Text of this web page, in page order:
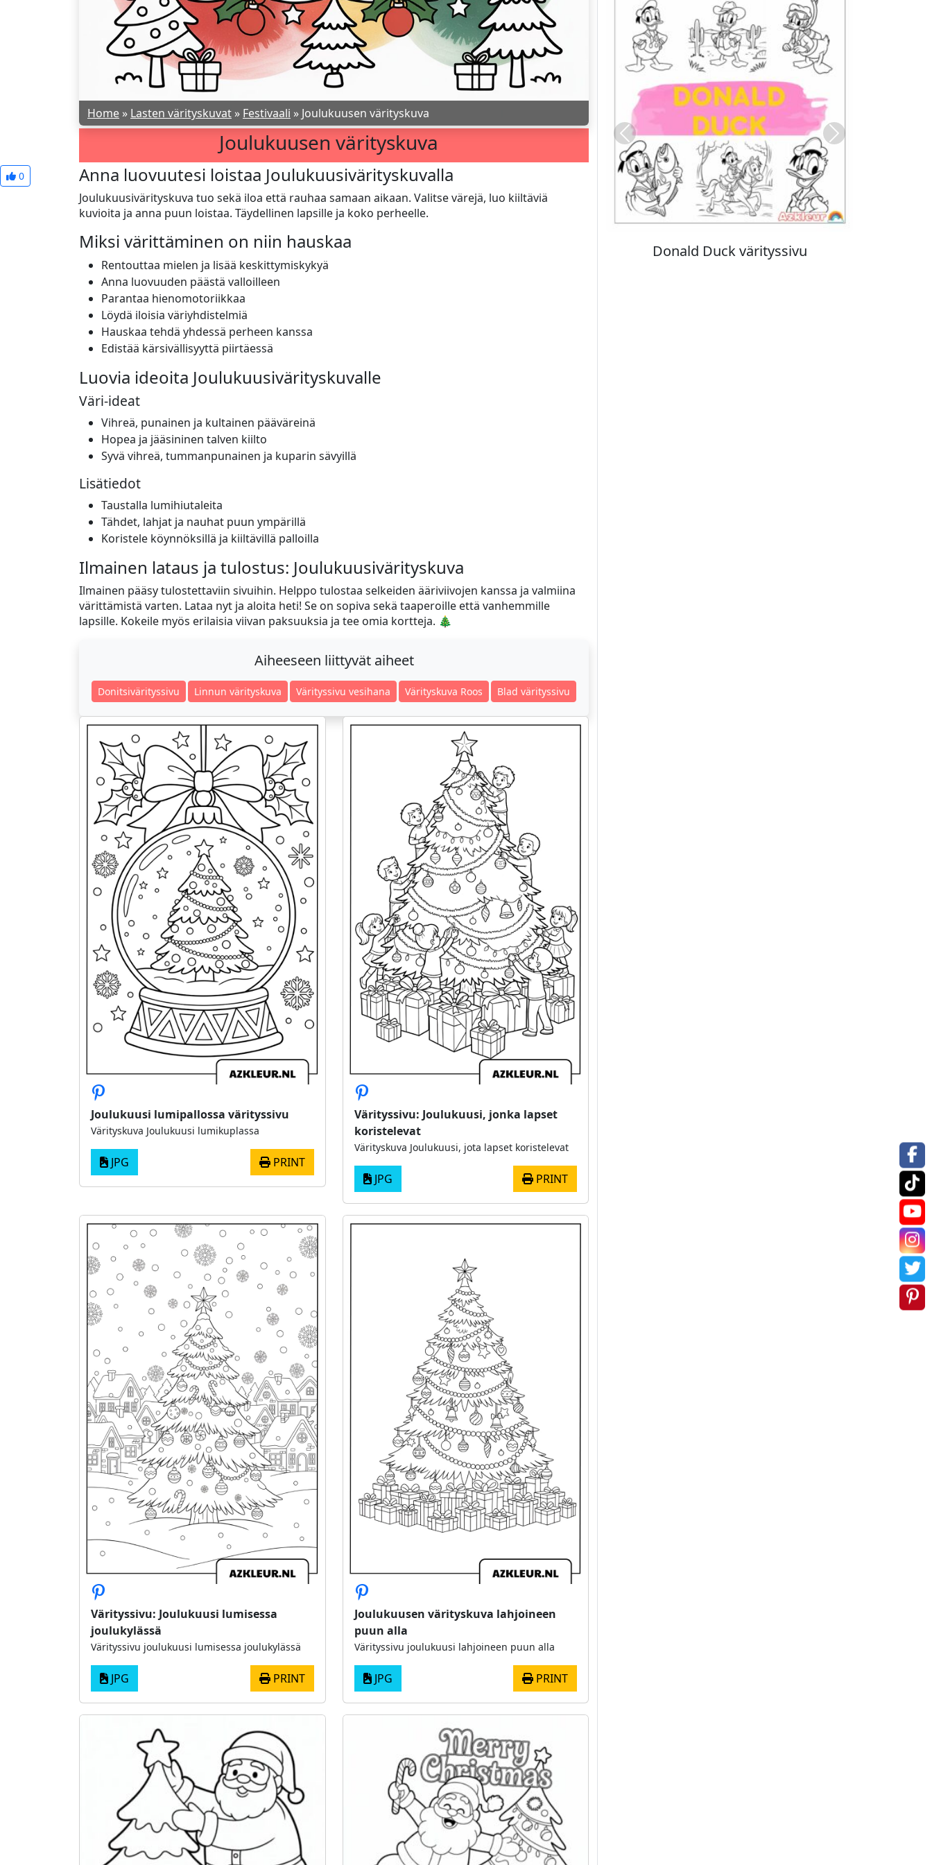
Home » Lasten värityskuvat » Festivaali » Joulukuusen värityskuva
Joulukuusen värityskuva
0 Anna luovuutesi loistaa Joulukuusivärityskuvalla
Joulukuusivärityskuva tuo sekä iloa että rauhaa samaan aikaan. Valitse värejä, luo kiiltäviä
kuvioita ja anna puun loistaa. Täydellinen lapsille ja koko perheelle.
Miksi värittäminen on niin hauskaa
Rentouttaa mielen ja lisää keskittymiskykyä
Anna luovuuden päästä valloilleen
Parantaa hienomotoriikkaa
Löydä iloisia väriyhdistelmiä
Hauskaa tehdä yhdessä perheen kanssa
Edistää kärsivällisyyttä piirtäessä
Luovia ideoita Joulukuusivärityskuvalle
Väri-ideat
Vihreä, punainen ja kultainen pääväreinä
Hopea ja jääsininen talven kiilto
Syvä vihreä, tummanpunainen ja kuparin sävyillä
Lisätiedot
Taustalla lumihiutaleita
Tähdet, lahjat ja nauhat puun ympärillä
Koristele köynnöksillä ja kiiltävillä palloilla
Ilmainen lataus ja tulostus: Joulukuusivärityskuva
Ilmainen pääsy tulostettaviin sivuihin. Helppo tulostaa selkeiden ääriviivojen kanssa ja valmiina
värittämistä varten. Lataa nyt ja aloita heti! Se on sopiva sekä taaperoille että vanhemmille
lapsille. Kokeile myös erilaisia viivan paksuuksia ja tee omia kortteja. 🎄
Aiheeseen liittyvät aiheet
Donitsivärityssivu Linnun värityskuva Värityssivu vesihana Värityskuva Roos Blad värityssivu
Joulukuusi lumipallossa värityssivu
Värityskuva Joulukuusi lumikuplassa
JPG PRINT
Värityssivu: Joulukuusi, jonka lapset
koristelevat
Värityskuva Joulukuusi, jota lapset koristelevat
JPG PRINT
Värityssivu: Joulukuusi lumisessa
joulukylässä
Värityssivu joulukuusi lumisessa joulukylässä
JPG PRINT
Joulukuusen värityskuva lahjoineen
puun alla
Värityssivu joulukuusi lahjoineen puun alla
JPG PRINT
Stitch värityskuva
Previous Next